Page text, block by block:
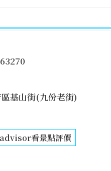
基山街(九份老街)
看景點評價